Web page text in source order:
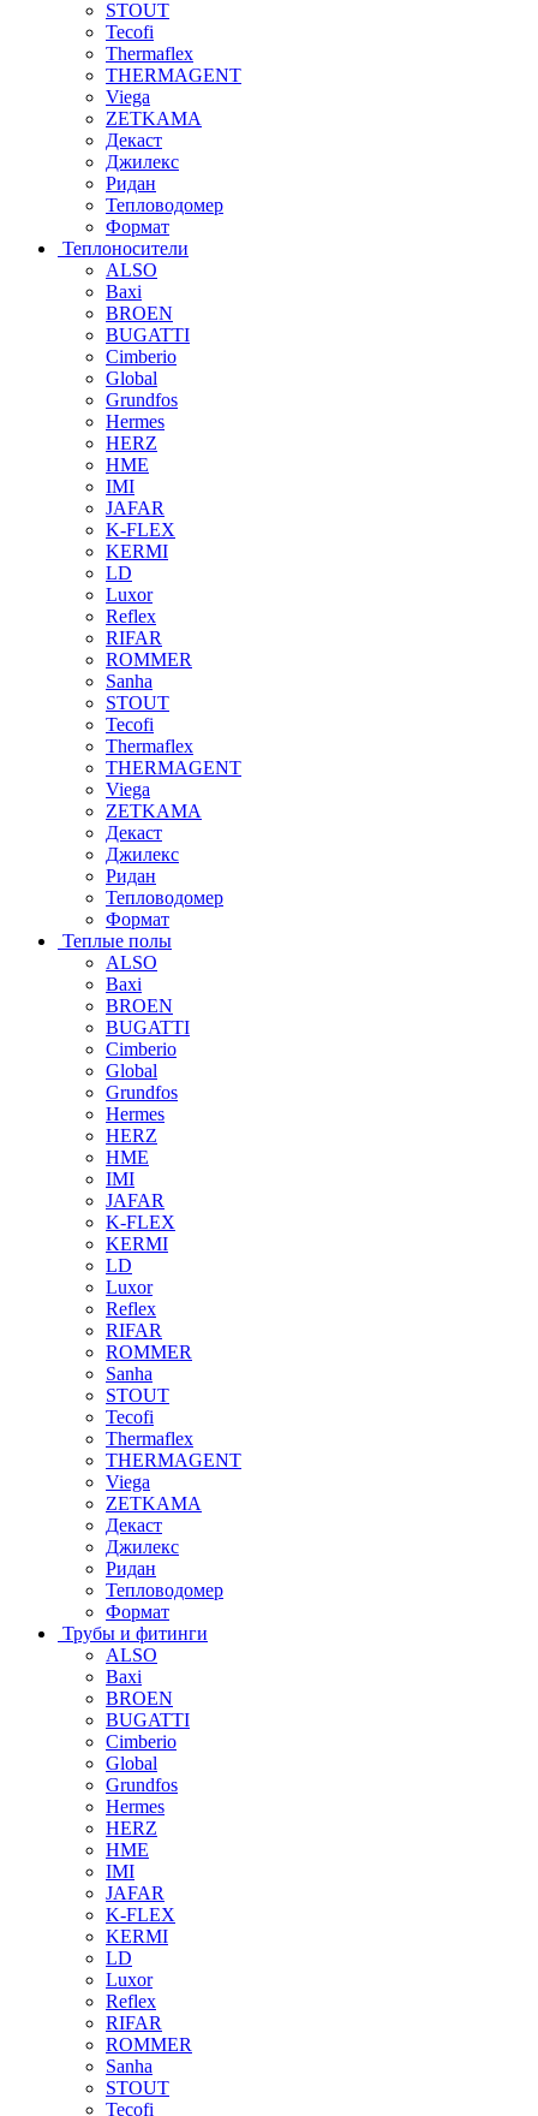
STOUT
Tecofi
Thermaflex
THERMAGENT
Viega
ZETKAMA
Декаст
Джилекс
Ридан
Тепловодомер
Формат
Теплоносители
ALSO
Baxi
BROEN
BUGATTI
Cimberio
Global
Grundfos
Hermes
HERZ
HME
IMI
JAFAR
K-FLEX
KERMI
LD
Luxor
Reflex
RIFAR
ROMMER
Sanha
STOUT
Tecofi
Thermaflex
THERMAGENT
Viega
ZETKAMA
Декаст
Джилекс
Ридан
Тепловодомер
Формат
Теплые полы
ALSO
Baxi
BROEN
BUGATTI
Cimberio
Global
Grundfos
Hermes
HERZ
HME
IMI
JAFAR
K-FLEX
KERMI
LD
Luxor
Reflex
RIFAR
ROMMER
Sanha
STOUT
Tecofi
Thermaflex
THERMAGENT
Viega
ZETKAMA
Декаст
Джилекс
Ридан
Тепловодомер
Формат
Трубы и фитинги
ALSO
Baxi
BROEN
BUGATTI
Cimberio
Global
Grundfos
Hermes
HERZ
HME
IMI
JAFAR
K-FLEX
KERMI
LD
Luxor
Reflex
RIFAR
ROMMER
Sanha
STOUT
Tecofi